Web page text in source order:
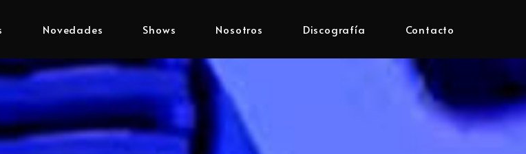
Novedades Shows Nosotros Discografía Contacto